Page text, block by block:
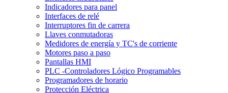
Indicadores para panel
Interfaces de relé
Interruptores fin de carrera
Llaves conmutadoras
Medidores de energía y TC's de corriente
Motores paso a paso
Pantallas HMI
PLC -Controladores Lógico Programables
Programadores de horario
Protección Eléctrica